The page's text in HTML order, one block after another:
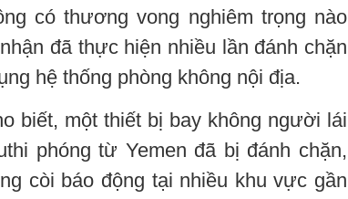
có thương vong nghiêm trọng nào
đã thực hiện nhiều lần đánh chặn
hệ thống phòng không nội địa.
biết, một thiết bị bay không người lái
phóng từ Yemen đã bị đánh chặn,
còi báo động tại nhiều khu vực gần